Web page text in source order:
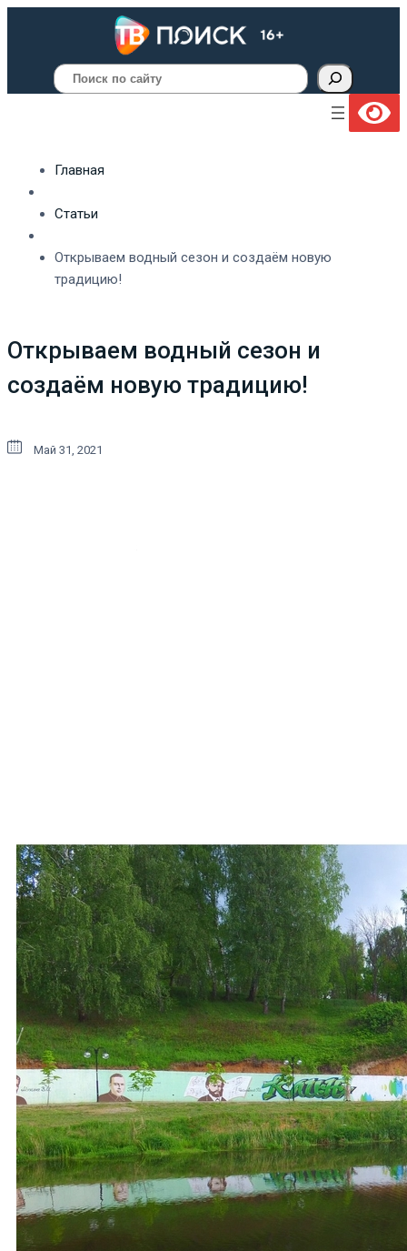
Поиск
Главная
Статьи
Открываем водный сезон и создаём новую
традицию!
Открываем водный сезон и
создаём новую традицию!
Май 31, 2021